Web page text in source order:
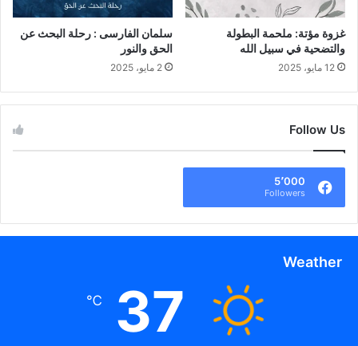
غزوة مؤتة: ملحمة البطولة
والتضحية في سبيل الله
12 مايو، 2025
سلمان الفارسى : رحلة البحث عن
الحق والنور
2 مايو، 2025
Follow Us
5٬000
Followers
Weather
37
℃